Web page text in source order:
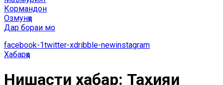
Кормандон
Озмунҳо
Дар бораи мо
facebook-1twitter-xdribble-newinstagram
Хабарҳо
Нишасти хабарӣ: Таҳияи